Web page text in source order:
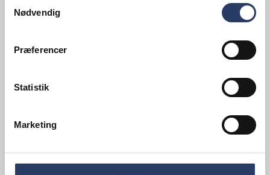
Nødvendig
Præferencer
Statistik
Marketing
40,00 DKK /stk
energivenlige produkter, som er